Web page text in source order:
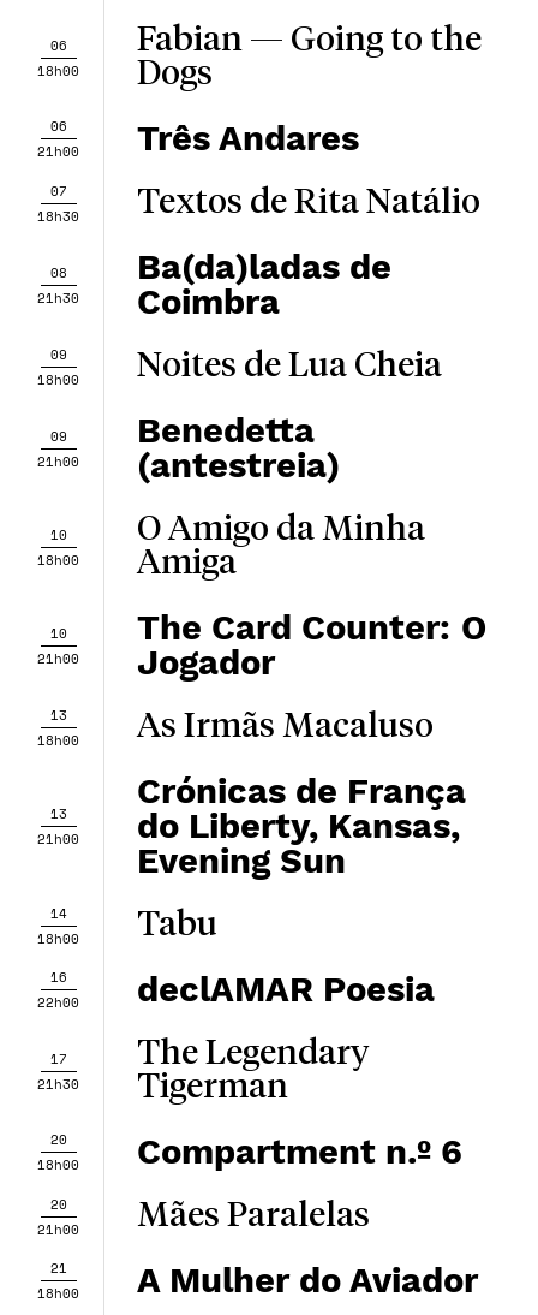
06
18h00
Fabian — Going to the
Dogs
06
21h00
Três Andares
07
18h30
Textos de Rita Natálio
08
21h30
Ba(da)ladas de
Coimbra
09
18h00
Noites de Lua Cheia
09
21h00
Benedetta
(antestreia)
10
18h00
O Amigo da Minha
Amiga
10
21h00
The Card Counter: O
Jogador
13
18h00
As Irmãs Macaluso
13
21h00
Crónicas de França
do Liberty, Kansas,
Evening Sun
14
18h00
Tabu
16
22h00
declAMAR Poesia
17
21h30
The Legendary
Tigerman
20
18h00
Compartment n.º 6
20
21h00
Mães Paralelas
21
18h00
A Mulher do Aviador